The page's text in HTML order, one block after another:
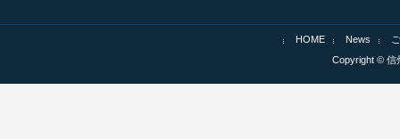
HOME News
Copyright © 信